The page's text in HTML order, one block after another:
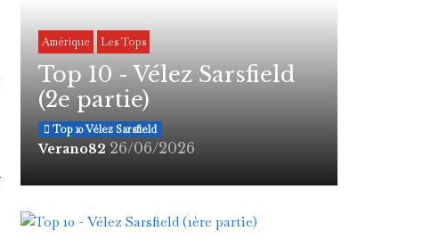
Amérique Les Tops
Top 10 - Vélez Sarsfield
(2e partie)
Top 10 Vélez Sarsfield
Verano82 26/06/2026